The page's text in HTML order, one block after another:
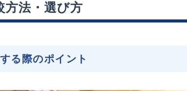
法・選び方
る際のポイント